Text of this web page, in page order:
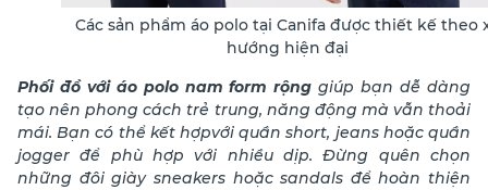
Các sản phẩm áo polo tại Canifa được thiết kế theo
hướng hiện đại
Phối đồ với áo polo nam form rộng giúp bạn dễ dàng
tạo nên phong cách trẻ trung, năng động mà vẫn thoải
mái. Bạn có thể kết hợpvới quần short, jeans hoặc quần
jogger để phù hợp với nhiều dịp. Đừng quên chọn
những đôi giày sneakers hoặc sandals để hoàn thiện